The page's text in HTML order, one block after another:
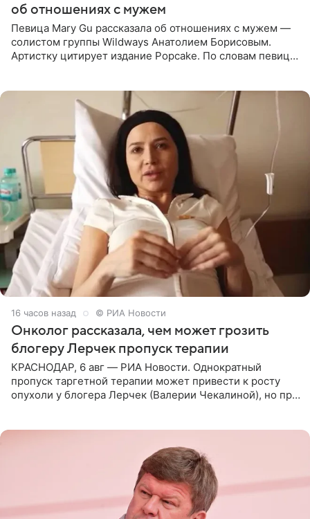
об отношениях с мужем
Певица Mary Gu рассказала об отношениях с мужем —
солистом группы Wildways Анатолием Борисовым.
Артистку цитирует издание Popcake. По словам певицы,
16 часов назад © РИА Новости
Онколог рассказала, чем может грозить
блогеру Лерчек пропуск терапии
КРАСНОДАР, 6 авг — РИА Новости. Однократный
пропуск таргетной терапии может привести к росту
опухоли у блогера Лерчек (Валерии Чекалиной), но при